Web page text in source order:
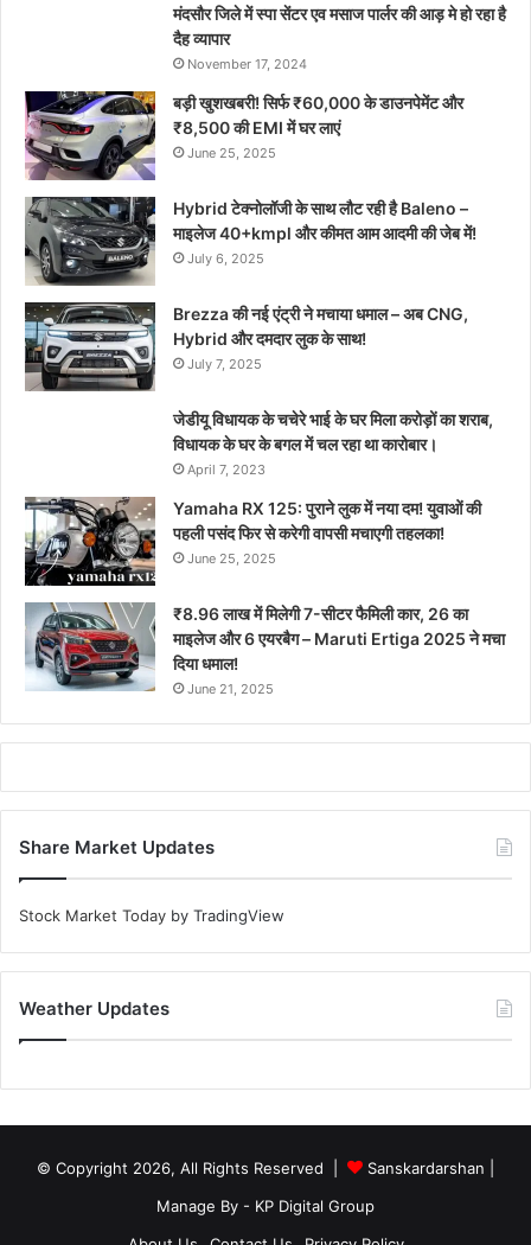
मंदसौर जिले में स्पा सेंटर एव मसाज पार्लर की आड़ मे हो रहा है
दैह व्यापार
November 17, 2024
बड़ी खुशखबरी! सिर्फ ₹60,000 के डाउनपेमेंट और
₹8,500 की EMI में घर लाएं
June 25, 2025
Hybrid टेक्नोलॉजी के साथ लौट रही है Baleno –
माइलेज 40+kmpl और कीमत आम आदमी की जेब में!
July 6, 2025
Brezza की नई एंट्री ने मचाया धमाल – अब CNG,
Hybrid और दमदार लुक के साथ!
July 7, 2025
जेडीयू विधायक के चचेरे भाई के घर मिला करोड़ों का शराब,
विधायक के घर के बगल में चल रहा था कारोबार।
April 7, 2023
Yamaha RX 125: पुराने लुक में नया दम! युवाओं की
पहली पसंद फिर से करेगी वापसी मचाएगी तहलका!
June 25, 2025
₹8.96 लाख में मिलेगी 7-सीटर फैमिली कार, 26 का
माइलेज और 6 एयरबैग – Maruti Ertiga 2025 ने मचा
दिया धमाल!
June 21, 2025
Share Market Updates
Stock Market Today by TradingView
Weather Updates
© Copyright 2026, All Rights Reserved | Sanskardarshan
Manage By - KP Digital Group